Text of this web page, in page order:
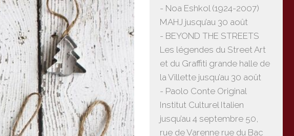
- Noa Eshkol (1924-2007)
MAHJ jusqu’au 30 août
- BEYOND THE STREETS
Les légendes du Street Art
et du Graffiti grande halle de
la Villette jusqu’au 30 août
- Paolo Conte Original
Institut Culturel Italien
jusqu’au 4 septembre 50,
rue de Varenne rue du Bac